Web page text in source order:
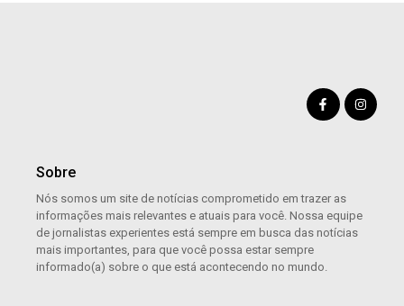
Sobre
Nós somos um site de notícias comprometido em trazer as
informações mais relevantes e atuais para você. Nossa equipe
de jornalistas experientes está sempre em busca das notícias
mais importantes, para que você possa estar sempre
informado(a) sobre o que está acontecendo no mundo.